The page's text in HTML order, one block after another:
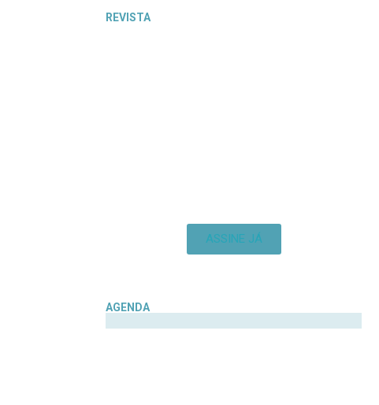
REVISTA
ASSINE JÁ
AGENDA